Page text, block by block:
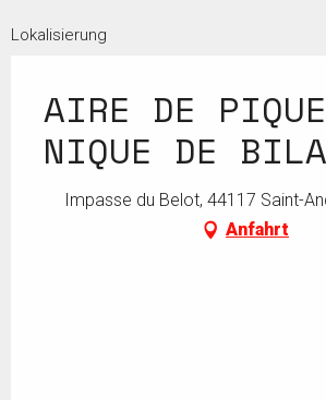
Lokalisierung
AIRE DE PIQUE
NIQUE DE
Impasse du Belot, 44117 Saint-
Anfahrt